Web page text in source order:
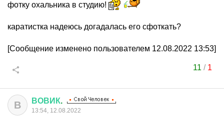
фотку охальника в студию!
каратистка надеюсь догадалась его сфоткать?
[Сообщение изменено пользователем 12.08.2022 13:53]
11 / 1
В ВОВИК.
13:54, 12.08.2022